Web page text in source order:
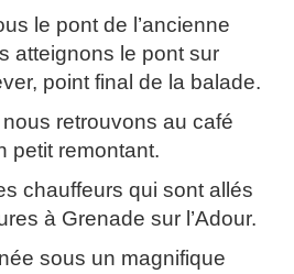
le pont de l’ancienne
atteignons le pont sur
point final de la balade.
retrouvons au café
petit remontant.
chauffeurs qui sont allés
à Grenade sur l’Adour.
sous un magnifique